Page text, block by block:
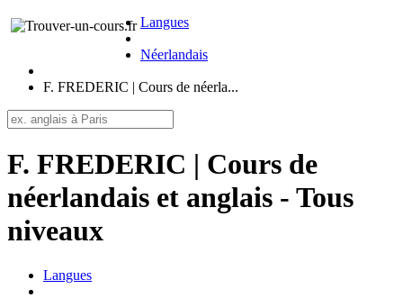
Langues
Néerlandais
F. FREDERIC | Cours de néerla...
F. FREDERIC | Cours de
néerlandais et anglais - Tous
niveaux
Langues